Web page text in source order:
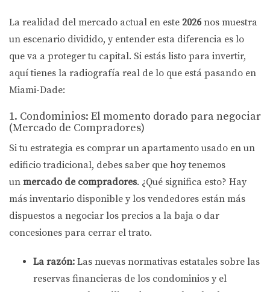
La realidad del mercado actual en este 2026 nos muestra
un escenario dividido, y entender esta diferencia es lo
que va a proteger tu capital. Si estás listo para invertir,
aquí tienes la radiografía real de lo que está pasando en
Miami-Dade:
1. Condominios: El momento dorado para negociar
(Mercado de Compradores)
Si tu estrategia es comprar un apartamento usado en un
edificio tradicional, debes saber que hoy tenemos
un mercado de compradores. ¿Qué significa esto? Hay
más inventario disponible y los vendedores están más
dispuestos a negociar los precios a la baja o dar
concesiones para cerrar el trato.
La razón: Las nuevas normativas estatales sobre las
reservas financieras de los condominios y el